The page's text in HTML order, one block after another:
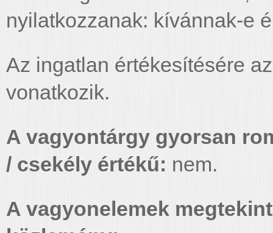
nyilatkozzanak: kívánnak-e
Az ingatlan értékesítésére
vonatkozik.
A vagyontárgy gyorsan
/ csekély értékű: nem.
A vagyonelemek